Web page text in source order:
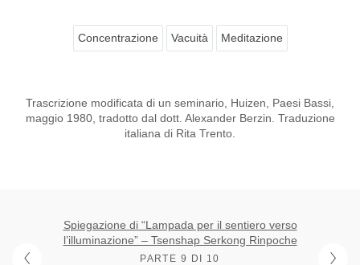
Concentrazione Vacuità Meditazione
Trascrizione modificata di un seminario, Huizen, Paesi Bassi,
maggio 1980, tradotto dal dott. Alexander Berzin. Traduzione
italiana di Rita Trento.
Spiegazione di “Lampada per il sentiero verso
l’illuminazione” – Tsenshap Serkong Rinpoche
PARTE 9 DI 10